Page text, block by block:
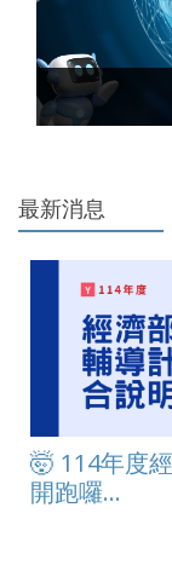
最新消息
🤯 114年度
開跑囉...